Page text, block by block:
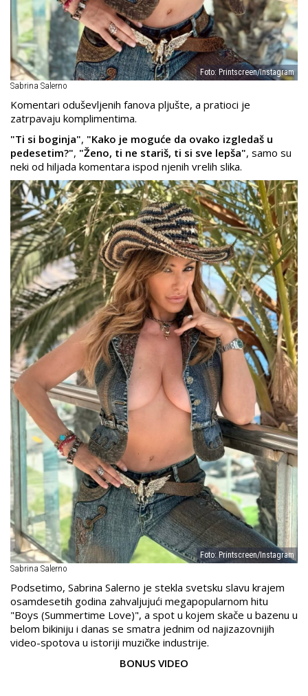
Foto: Printscreen/Instagram
Sabrina Salerno
Komentari oduševljenih fanova pljušte, a pratioci je
zatrpavaju komplimentima.
"Ti si boginja", "Kako je moguće da ovako izgledaš u
pedesetim?", "Ženo, ti ne stariš, ti si sve lepša", samo su
neki od hiljada komentara ispod njenih vrelih slika.
Foto: Printscreen/Instagram
Sabrina Salerno
Podsetimo, Sabrina Salerno je stekla svetsku slavu krajem
osamdesetih godina zahvaljujući megapopularnom hitu
"Boys (Summertime Love)", a spot u kojem skače u bazenu u
belom bikiniju i danas se smatra jednim od najizazovnijih
video-spotova u istoriji muzičke industrije.
BONUS VIDEO